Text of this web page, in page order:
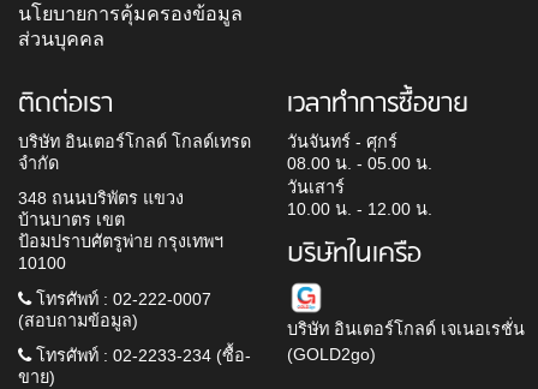
นโยบายการคุ้มครองข้อมูล
ส่วนบุคคล
ติดต่อเรา
บริษัท อินเตอร์โกลด์ โกลด์เทรด
จำกัด
348 ถนนบริพัตร แขวง
บ้านบาตร เขต
ป้อมปราบศัตรูพ่าย กรุงเทพฯ
10100
โทรศัพท์ : 02-222-0007
(สอบถามข้อมูล)
โทรศัพท์ : 02-2233-234 (ซื้อ-
ขาย)
เวลาทำการซื้อขาย
วันจันทร์ - ศุกร์
08.00 น. - 05.00 น.
วันเสาร์
10.00 น. - 12.00 น.
บริษัทในเครือ
บริษัท อินเตอร์โกลด์ เจเนอเรชั่น
(GOLD2go)